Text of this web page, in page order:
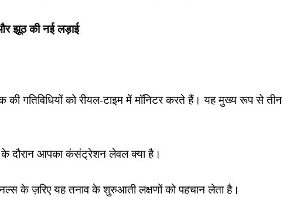
झूठ की नई लड़ाई
की गतिविधियों को रीयल-टाइम में मॉनिटर करते हैं। यह मुख्य रूप से तीन
के दौरान आपका कंसंट्रेशन लेवल क्या है।
के ज़रिए यह तनाव के शुरुआती लक्षणों को पहचान लेता है।